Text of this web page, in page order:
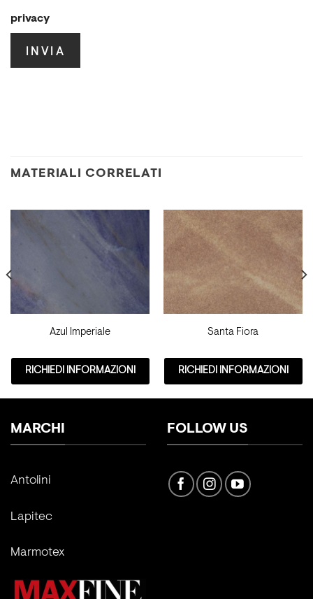
privacy
MATERIALI CORRELATI
Azul Imperiale
RICHIEDI INFORMAZIONI
Santa Fiora
RICHIEDI INFORMAZIONI
MARCHI
Antolini
Lapitec
Marmotex
FOLLOW US